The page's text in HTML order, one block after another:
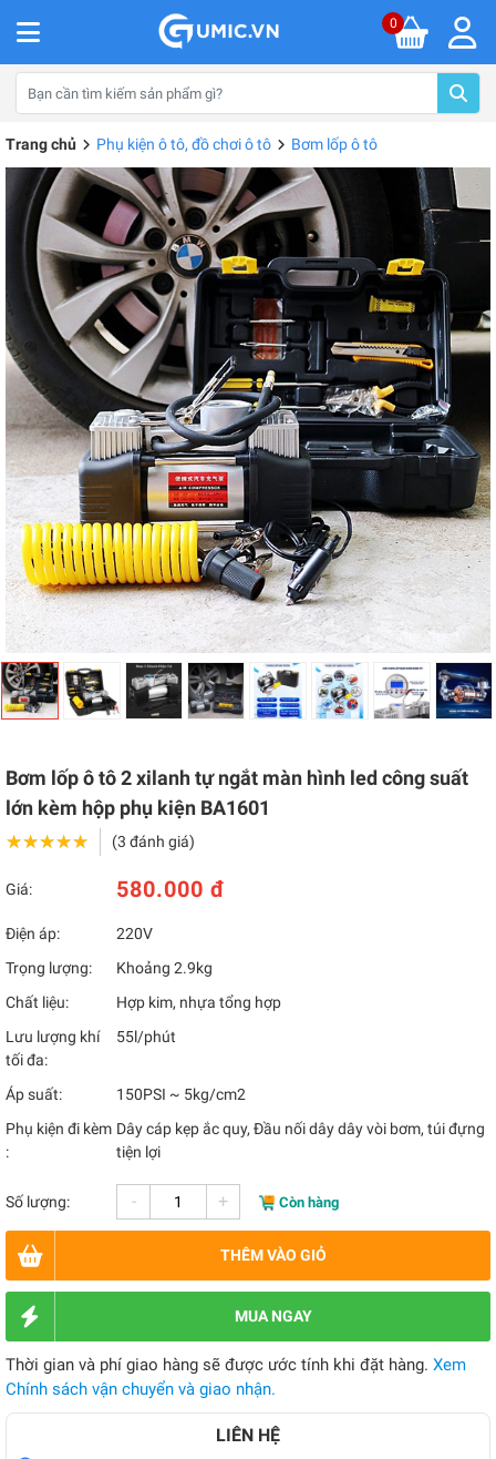
0
Trang chủ Phụ kiện ô tô, đồ chơi ô tô Bơm lốp ô tô
Bơm lốp ô tô 2 xilanh tự ngắt màn hình led công suất
lớn kèm hộp phụ kiện BA1601
★★★★★
★★★★★ (3 đánh giá)
Giá: 580.000 đ
Điện áp:
220V
Trọng lượng:
Khoảng 2.9kg
Chất liệu:
Hợp kim, nhựa tổng hợp
Lưu lượng khí
tối đa:
55l/phút
Áp suất:
150PSI ~ 5kg/cm2
Phụ kiện đi kèm
:
Dây cáp kẹp ắc quy, Đầu nối dây dây vòi bơm, túi đựng
tiện lợi
Số lượng: - + Còn hàng
THÊM VÀO GIỎ
MUA NGAY
Thời gian và phí giao hàng sẽ được ước tính khi đặt hàng. Xem
Chính sách vận chuyển và giao nhận.
LIÊN HỆ